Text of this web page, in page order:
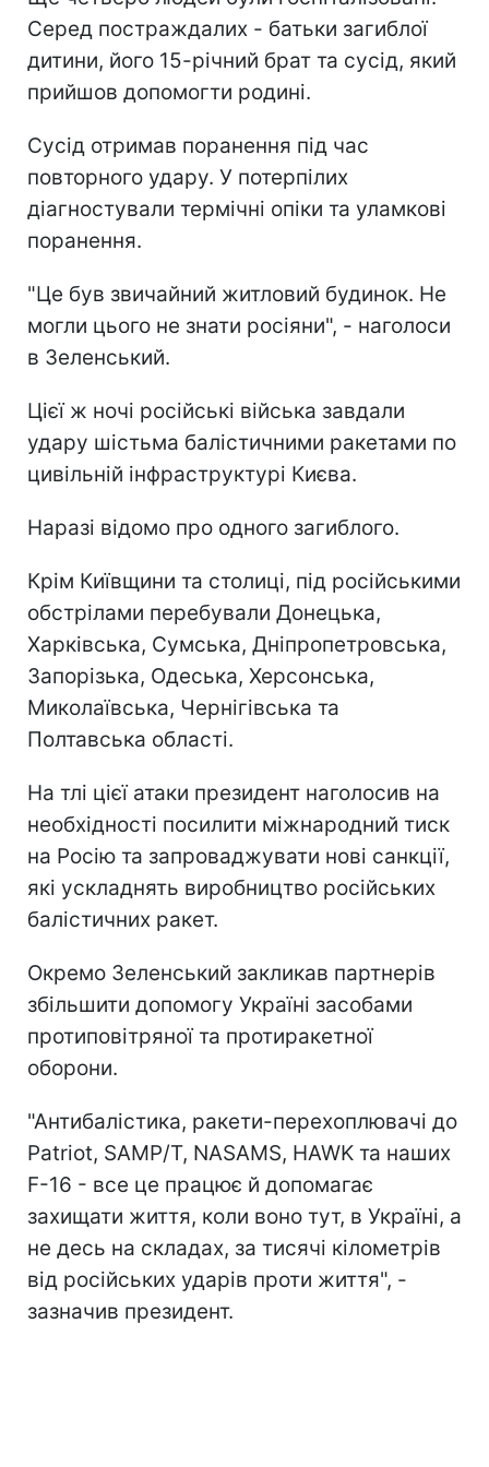
Серед постраждалих - батьки загиблої
дитини, його 15-річний брат та сусід, який
прийшов допомогти родині.
Сусід отримав поранення під час
повторного удару. У потерпілих
діагностували термічні опіки та уламкові
поранення.
"Це був звичайний житловий будинок. Не
могли цього не знати росіяни", - наголоси
в Зеленський.
Цієї ж ночі російські війська завдали
удару шістьма балістичними ракетами по
цивільній інфраструктурі Києва.
Наразі відомо про одного загиблого.
Крім Київщини та столиці, під російськими
обстрілами перебували Донецька,
Харківська, Сумська, Дніпропетровська,
Запорізька, Одеська, Херсонська,
Миколаївська, Чернігівська та
Полтавська області.
На тлі цієї атаки президент наголосив на
необхідності посилити міжнародний тиск
на Росію та запроваджувати нові санкції,
які ускладнять виробництво російських
балістичних ракет.
Окремо Зеленський закликав партнерів
збільшити допомогу Україні засобами
протиповітряної та протиракетної
оборони.
"Антибалістика, ракети-перехоплювачі до
Patriot, SAMP/T, NASAMS, HAWK та наших
F-16 - все це працює й допомагає
захищати життя, коли воно тут, в Україні, а
не десь на складах, за тисячі кілометрів
від російських ударів проти життя", -
зазначив президент.